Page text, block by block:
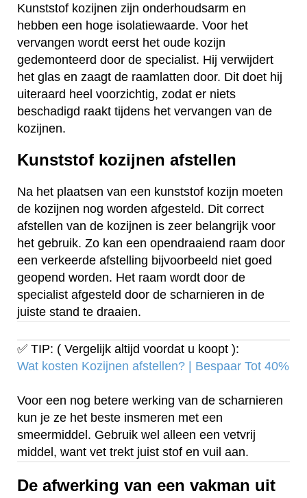
Kunststof kozijnen zijn onderhoudsarm en
hebben een hoge isolatiewaarde. Voor het
vervangen wordt eerst het oude kozijn
gedemonteerd door de specialist. Hij verwijdert
het glas en zaagt de raamlatten door. Dit doet hij
uiteraard heel voorzichtig, zodat er niets
beschadigd raakt tijdens het vervangen van de
kozijnen.
Kunststof kozijnen afstellen
Na het plaatsen van een kunststof kozijn moeten
de kozijnen nog worden afgesteld. Dit correct
afstellen van de kozijnen is zeer belangrijk voor
het gebruik. Zo kan een opendraaiend raam door
een verkeerde afstelling bijvoorbeeld niet goed
geopend worden. Het raam wordt door de
specialist afgesteld door de scharnieren in de
juiste stand te draaien.
✅ TIP: ( Vergelijk altijd voordat u koopt ):
Wat kosten Kozijnen afstellen? | Bespaar Tot 40%‎
Voor een nog betere werking van de scharnieren
kun je ze het beste insmeren met een
smeermiddel. Gebruik wel alleen een vetvrij
middel, want vet trekt juist stof en vuil aan.
De afwerking van een vakman uit